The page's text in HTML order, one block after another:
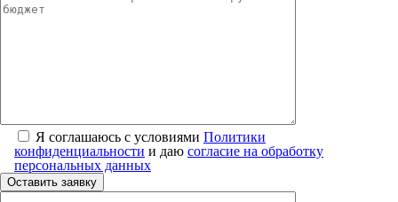
Я соглашаюсь с условиями Политики
конфиденциальности и даю согласие на обработку
персональных данных